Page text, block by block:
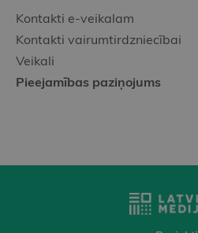
Kontakti e-veikalam
Kontakti vairumtirdzniecībai
Veikali
Pieejamības paziņojums